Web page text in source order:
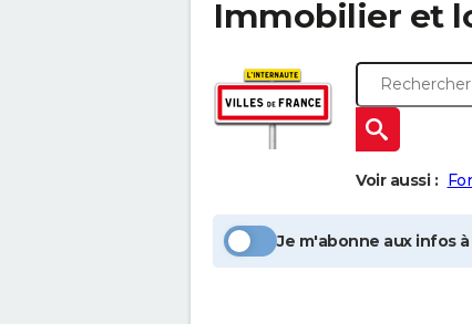
Immobilier et
Voir aussi :
Je m'abonne aux infos